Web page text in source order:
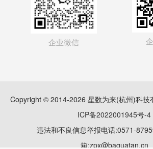
企业微信
Copyright © 2014-2026 星数为来(杭州)科技
ICP备2022001945号-4
违法和不良信息举报电话:0571-
箱:zpx@baguatan.cn